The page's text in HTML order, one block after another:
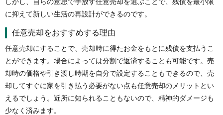
しかし、自らの意思で手放す任意売却を選ぶことで、残債を最小限
に抑えて新しい生活の再設計ができるのです。
任意売却をおすすめする理由
任意売却にすることで、売却時に得たお金をもとに残債を支払うこ
とができます。場合によっては分割で返済することも可能です。売
却時の価格や引き渡し時期を自分で設定することもできるので、売
却してすぐに家を引き払う必要がない点も任意売却のメリットとい
えるでしょう。近所に知られることもないので、精神的ダメージも
少なく済みます。